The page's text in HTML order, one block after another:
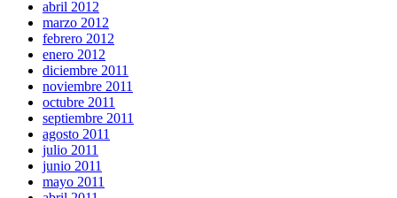
abril 2012
marzo 2012
febrero 2012
enero 2012
diciembre 2011
noviembre 2011
octubre 2011
septiembre 2011
agosto 2011
julio 2011
junio 2011
mayo 2011